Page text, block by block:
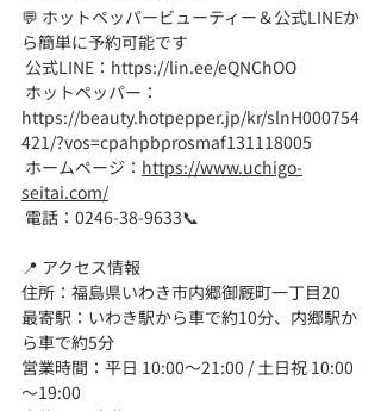
💬 ホットペッパービューティー＆公式LINEか
ら簡単に予約可能です
公式LINE： https://lin.ee/eQNChOO
ホットペッパー：
https://beauty.hotpepper.jp/kr/slnH000754
421/?vos=cpahpbprosmaf131118005
ホームページ： https://www.uchigo-
seitai.com/
電話：0246-38-9633📞
📍 アクセス情報
住所：福島県いわき市内郷御厩町一丁目20
最寄駅：いわき駅から車で約10分、内郷駅か
ら車で約5分
営業時間：平日 10:00～21:00 / 土日祝 10:00
～19:00